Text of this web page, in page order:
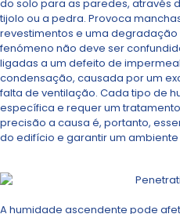
do solo para as paredes, através
tijolo ou a pedra. Provoca
revestimentos e uma
fenómeno não deve ser
ligadas a um defeito de
condensação, causada por um
falta de ventilação. Cada tipo de
específica e requer um
precisão a causa é, portanto,
do edifício e garantir um
A humidade ascendente pode